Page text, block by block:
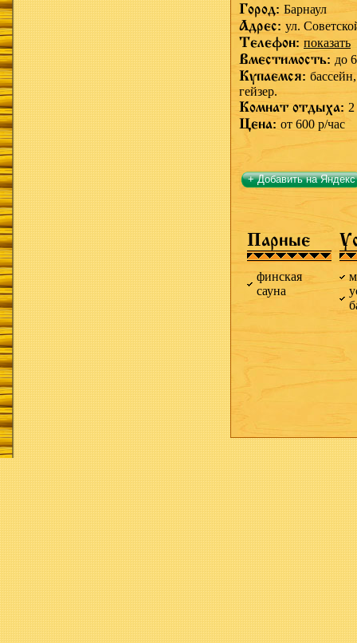
Город: Барнаул
Адрес: ул.
Телефон: показать
Вместимость: до
Купаемся:
гейзер.
Комнат отдыха: 2
Цена: от 600 р/час
+ Добавить на Яндекс
Парные
финская
сауна